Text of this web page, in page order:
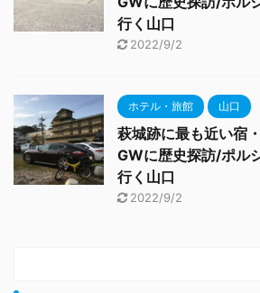
行く山口
2022/9/2
ホテル・旅館 山口
萩城跡に最も近い宿
GWに歴史探訪/ポル
行く山口
2022/9/2